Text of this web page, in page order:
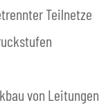
Teilnetze
von Leitungen